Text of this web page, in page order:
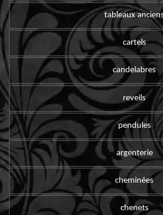
tableaux
cartels
candelabres
reveils
pendules
argenterie
cheminées
chenets